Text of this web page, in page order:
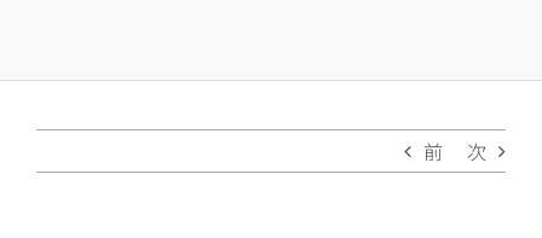
前 次